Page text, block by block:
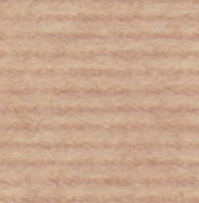
Γιατί
τα ζώα)